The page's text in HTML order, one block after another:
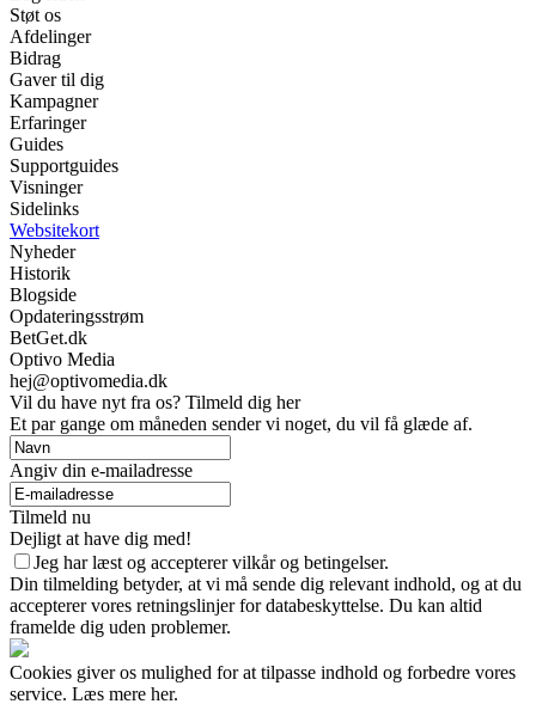
Støt os
Afdelinger
Bidrag
Gaver til dig
Kampagner
Erfaringer
Guides
Supportguides
Visninger
Sidelinks
Websitekort
Nyheder
Historik
Blogside
Opdateringsstrøm
BetGet.dk
Optivo Media
hej@optivomedia.dk
Vil du have nyt fra os? Tilmeld dig her
Et par gange om måneden sender vi noget, du vil få glæde af.
Angiv din e-mailadresse
Tilmeld nu
Dejligt at have dig med!
Jeg har læst og accepterer vilkår og betingelser.
Din tilmelding betyder, at vi må sende dig relevant indhold, og at du
accepterer vores retningslinjer for databeskyttelse. Du kan altid
framelde dig uden problemer.
Cookies giver os mulighed for at tilpasse indhold og forbedre vores
service. Læs mere her.